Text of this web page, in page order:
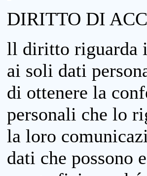
DIRITTO DI
ll diritto riguarda
ai soli dati
di ottenere la
personali che lo
la loro
dati che possono